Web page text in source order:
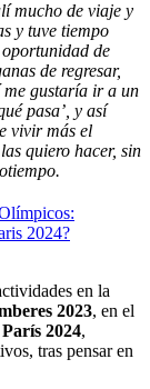
mucho de viaje y
y tuve tiempo
de
de regresar,
me gustaría ir a un
pasa’, y así
vivir más el
quiero hacer, sin
2024?
en la
2023, en el
2024,
tras pensar en